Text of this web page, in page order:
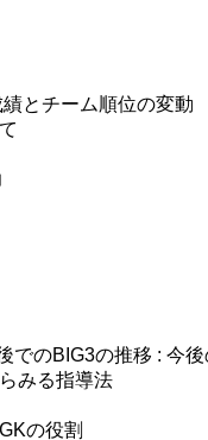
とチーム順位の変動
でのBIG3の推移 : 今
みる指導法
の役割